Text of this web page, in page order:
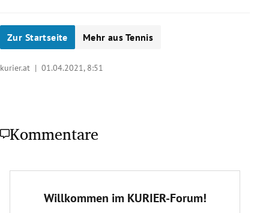
Zur Startseite Mehr aus Tennis
kurier.at | 01.04.2021, 8:51
Kommentare